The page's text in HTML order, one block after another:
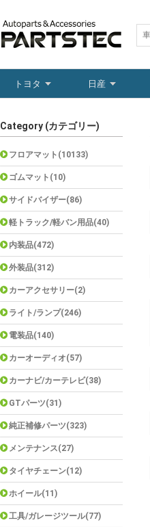
トヨタ 日産
Category (カテゴリー)
フロアマット(10133)
ゴムマット(10)
サイドバイザー(86)
軽トラック/軽バン用品(40)
内装品(472)
外装品(312)
カーアクセサリー(2)
ライト/ランプ(246)
電装品(140)
カーオーディオ(57)
カーナビ/カーテレビ(38)
GTパーツ(31)
純正補修パーツ(323)
メンテナンス(27)
タイヤチェーン(12)
ホイール(11)
工具/ガレージツール(77)